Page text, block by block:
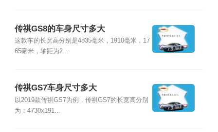
传祺GS8的车身尺寸多大
这款车的长宽高分别是4835毫米，1910毫米，17
65毫米，轴距为2...
传祺GS7车身尺寸多大
以2019款传祺GS7为例，传祺GS7的长宽高分别
为：4730x191...